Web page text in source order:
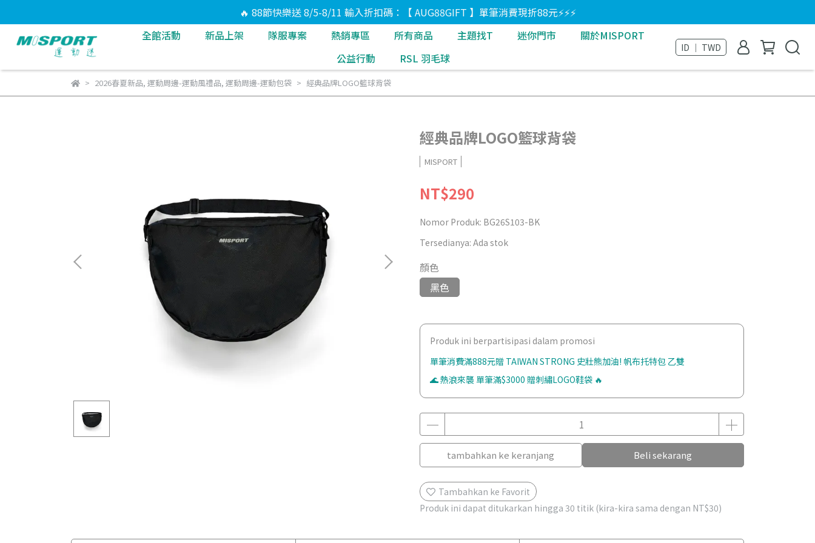
🔥 88節快樂送 8/5-8/11 輸入折扣碼：【 AUG88GIFT 】單筆消費現折88元⚡⚡⚡
全館活動
新品上架 隊服專案 熱銷專區 所有商品 主題找T 迷你門市
關於MISPORT
公益行動
RSL 羽毛球
ID ｜ TWD
2026春夏新品, 運動周邊-運動風禮品, 運動周邊-運動包袋 經典品牌LOGO籃球背袋
經典品牌LOGO籃球背袋
MISPORT
NT$290
Nomor Produk: BG26S103-BK
Tersedianya: Ada stok
顏色
黑色
Produk ini berpartisipasi dalam promosi
單筆消費滿888元贈 TAIWAN STRONG 史壯熊加油! 帆布托特包 乙雙
🌊 熱浪來襲 單筆滿$3000 贈刺繡LOGO鞋袋 🔥
tambahkan ke keranjang Beli sekarang
Tambahkan ke Favorit
Produk ini dapat ditukarkan hingga 30 titik (kira-kira sama dengan NT$30)